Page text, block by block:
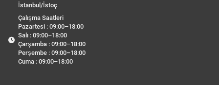
İstanbul/İstoç
Çalışma Saatleri
Pazartesi : 09:00–18:00
Salı : 09:00–18:00
Çarşamba : 09:00–18:00
Perşembe : 09:00–18:00
Cuma : 09:00–18:00